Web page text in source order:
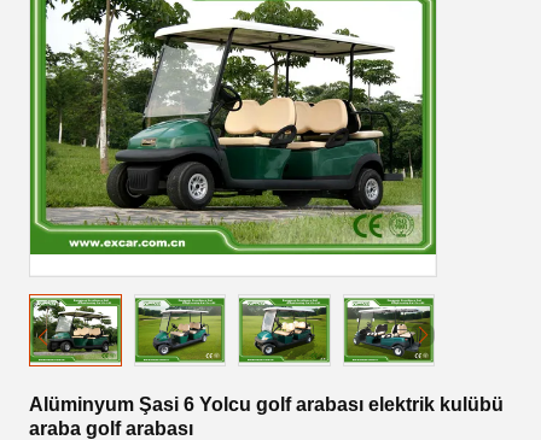
Alüminyum Şasi 6 Yolcu golf arabası elektrik kulübü
araba golf arabası